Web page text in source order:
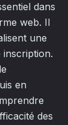
dans
web. Il
une
en
des